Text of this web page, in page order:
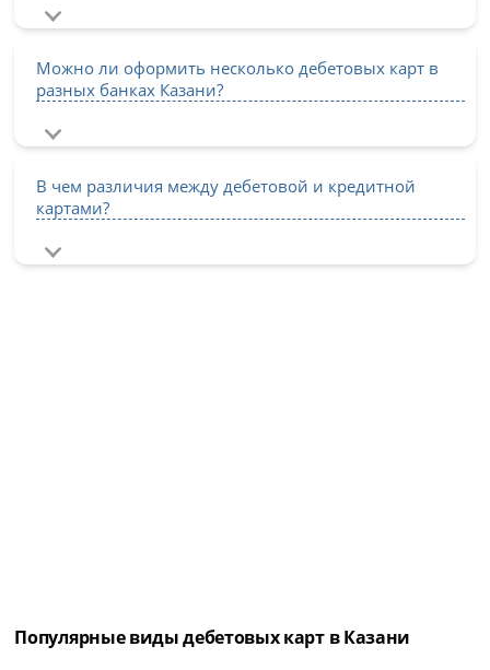
Можно ли оформить несколько дебетовых карт в
разных банках Казани?
В чем различия между дебетовой и кредитной
картами?
Популярные виды дебетовых карт в Казани